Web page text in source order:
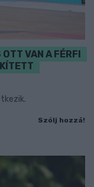
VAN A FÉRFI
Szólj hozzá!